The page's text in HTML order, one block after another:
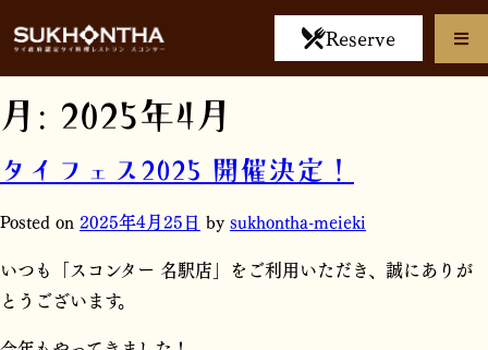
Reserve
月: 2025年4月
タイフェス2025 開催決定！
Posted on 2025年4月25日 by sukhontha-meieki
いつも「スコンター 名駅店」をご利用いただき、誠にありが
とうございます。